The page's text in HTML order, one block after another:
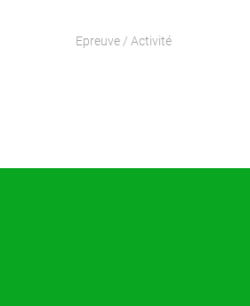
Epreuve / Activité